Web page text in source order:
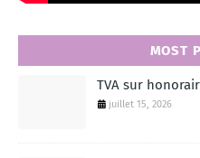
MOST
TVA sur
juillet 15, 2026